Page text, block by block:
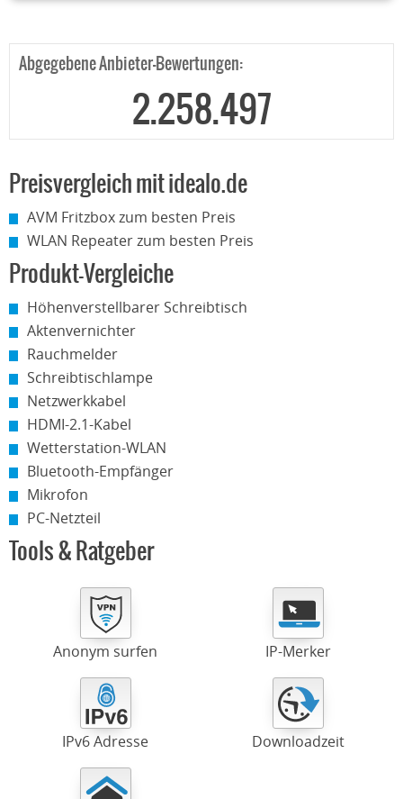
Abgegebene Anbieter-Bewertungen:
2.258.497
Preisvergleich mit idealo.de
AVM Fritzbox zum besten Preis
WLAN Repeater zum besten Preis
Produkt-Vergleiche
Höhenverstellbarer Schreibtisch
Aktenvernichter
Rauchmelder
Schreibtischlampe
Netzwerkkabel
HDMI-2.1-Kabel
Wetterstation-WLAN
Bluetooth-Empfänger
Mikrofon
PC-Netzteil
Tools & Ratgeber
Anonym surfen IP-Merker
IPv6 Adresse Downloadzeit